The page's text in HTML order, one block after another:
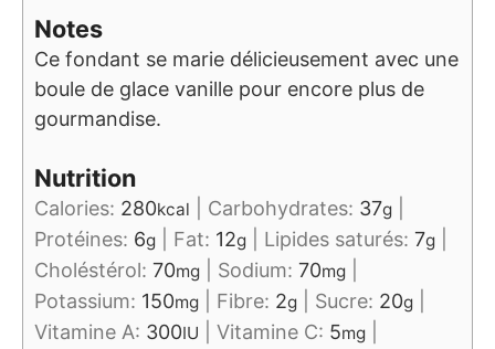
Notes
Ce fondant se marie délicieusement avec une
boule de glace vanille pour encore plus de
gourmandise.
Nutrition
Calories: 280kcal Carbohydrates: 37g
Protéines: 6g Fat: 12g Lipides saturés: 7g
Choléstérol: 70mg Sodium: 70mg
Potassium: 150mg Fibre: 2g Sucre: 20g
Vitamine A: 300IU Vitamine C: 5mg